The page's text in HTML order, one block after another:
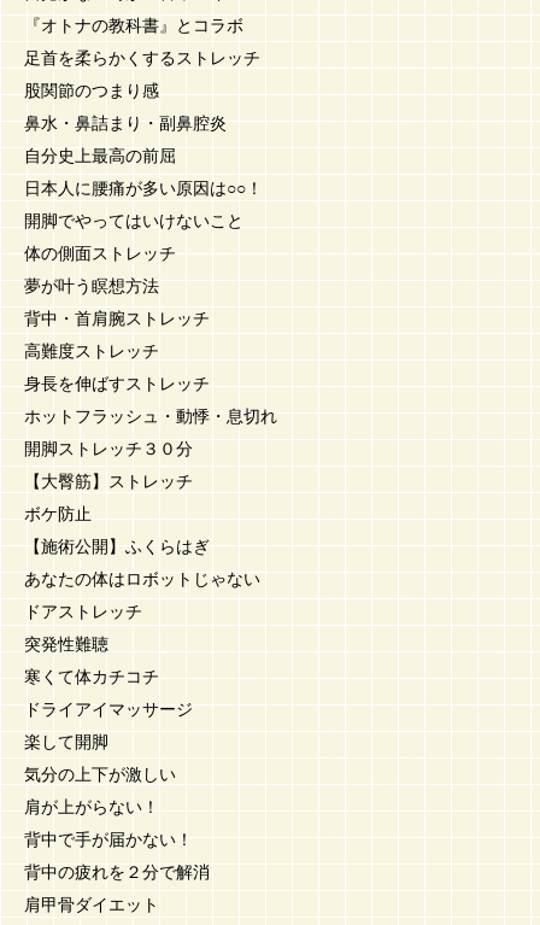
『オトナの教科書』とコラボ
足首を柔らかくするストレッチ
股関節のつまり感
鼻水・鼻詰まり・副鼻腔炎
自分史上最高の前屈
日本人に腰痛が多い原因は○○！
開脚でやってはいけないこと
体の側面ストレッチ
夢が叶う瞑想方法
背中・首肩腕ストレッチ
高難度ストレッチ
身長を伸ばすストレッチ
ホットフラッシュ・動悸・息切れ
開脚ストレッチ３０分
【大臀筋】ストレッチ
ボケ防止
【施術公開】ふくらはぎ
あなたの体はロボットじゃない
ドアストレッチ
突発性難聴
寒くて体カチコチ
ドライアイマッサージ
楽して開脚
気分の上下が激しい
肩が上がらない！
背中で手が届かない！
背中の疲れを２分で解消
肩甲骨ダイエット